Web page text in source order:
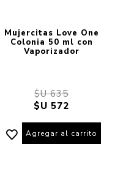
Mujercitas Love One
Colonia 50 ml con
Vaporizador
$U 635
$U 572
Agregar al carrito